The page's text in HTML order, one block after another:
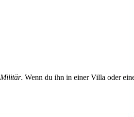
Militär. Wenn du ihn in einer Villa oder